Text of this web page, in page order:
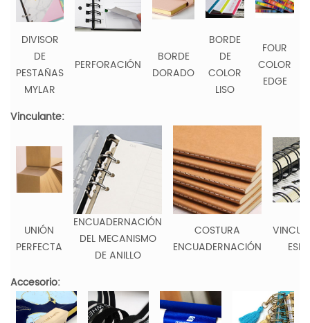
DIVISOR
DE
PESTAÑAS
MYLAR
PERFORACIÓN
BORDE
DORADO
BORDE
DE
COLOR
LISO
FOUR
COLOR
EDGE
Vinculante:
UNIÓN
PERFECTA
ENCUADERNACIÓN
DEL MECANISMO
DE ANILLO
COSTURA
ENCUADERNACIÓN
Accesorio: